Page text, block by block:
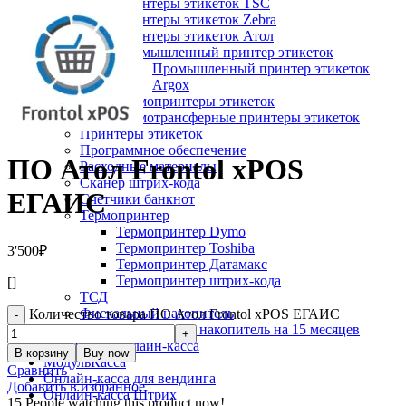
Принтеры этикеток TSC
Принтеры этикеток Zebra
Принтеры этикеток Атол
Промышленный принтер этикеток
Промышленный принтер этикеток
Argox
Термопринтеры этикеток
Термотрансферные принтеры этикеток
Принтеры этикеток
Программное обеспечение
Расходные материалы
Сканер штрих-кода
Счетчики банкнот
Термопринтер
Термопринтер Dymo
Термопринтер Toshiba
Термопринтер Датамакс
Термопринтер штрих-кода
ТСД
Фискальный накопитель
Фискальный накопитель на 15 месяцев
Мобильная онлайн-касса
МодульКасса
Онлайн-касса для вендинга
Онлайн-касса Штрих
ПО Атол Frontol xPOS
ЕГАИС
3'500₽
[]
Количество товара ПО Атол Frontol xPOS ЕГАИС
В корзину Buy now
Сравнить
Добавить в избранное
15 People watching this product now!